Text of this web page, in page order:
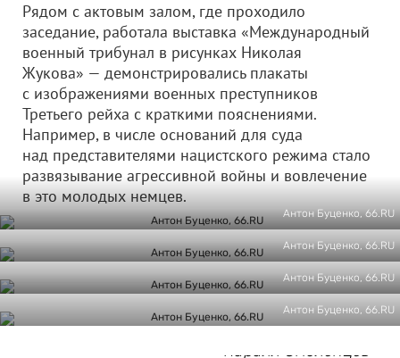
Рядом с актовым залом, где проходило
заседание, работала выставка «Международный
военный трибунал в рисунках Николая
Жукова» — демонстрировались плакаты
с изображениями военных преступников
Третьего рейха с краткими пояснениями.
Например, в числе оснований для суда
над представителями нацистского режима стало
развязывание агрессивной войны и вовлечение
в это молодых немцев.
Антон Буценко, 66.RU
Антон Буценко, 66.RU
Антон Буценко, 66.RU
Антон Буценко, 66.RU
Кирилл Смоленцев